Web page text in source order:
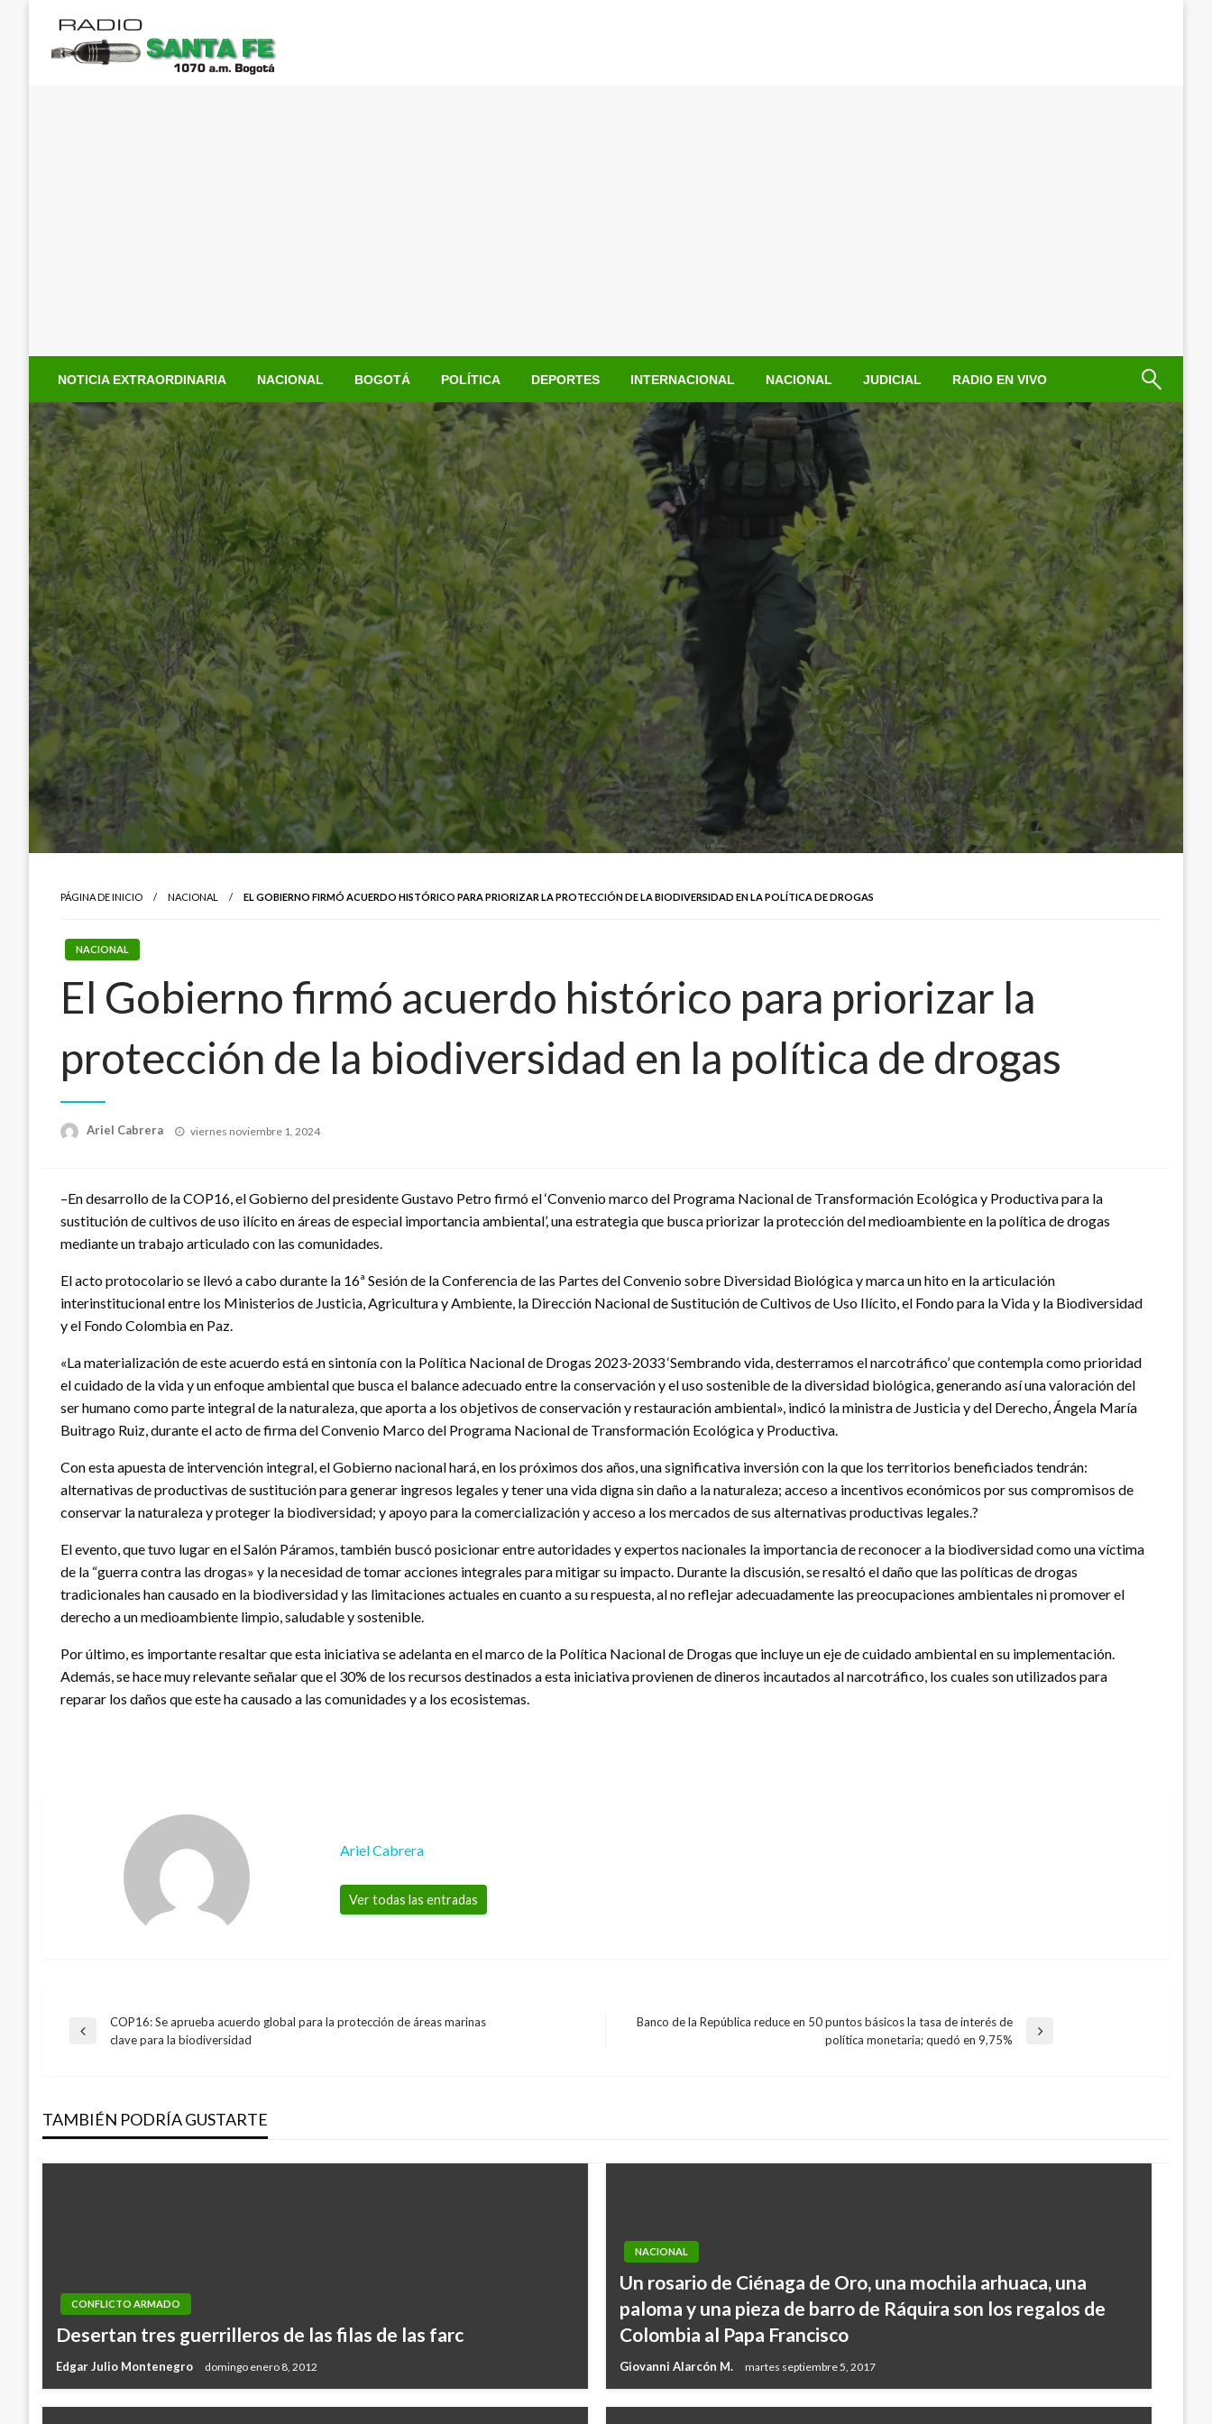
contenido
NOTICIA EXTRAORDINARIA NACIONAL BOGOTÁ POLÍTICA DEPORTES INTERNACIONAL NACIONAL JUDICIAL RADIO EN VIVO
PÁGINA DE INICIO NACIONAL EL GOBIERNO FIRMÓ ACUERDO HISTÓRICO PARA PRIORIZAR LA PROTECCIÓN DE LA BIODIVERSIDAD EN LA POLÍTICA DE DROGAS
NACIONAL
El Gobierno firmó acuerdo histórico para priorizar la
protección de la biodiversidad en la política de drogas
Ariel Cabrera
Publicado
viernes noviembre 1, 2024
–En desarrollo de la COP16, el Gobierno del presidente Gustavo Petro firmó el ‘Convenio marco del Programa Nacional de Transformación Ecológica y Productiva para la
sustitución de cultivos de uso ilícito en áreas de especial importancia ambiental’, una estrategia que busca priorizar la protección del medioambiente en la política de drogas
mediante un trabajo articulado con las comunidades.
El acto protocolario se llevó a cabo durante la 16ª Sesión de la Conferencia de las Partes del Convenio sobre Diversidad Biológica y marca un hito en la articulación
interinstitucional entre los Ministerios de Justicia, Agricultura y Ambiente, la Dirección Nacional de Sustitución de Cultivos de Uso Ilícito, el Fondo para la Vida y la Biodiversidad
y el Fondo Colombia en Paz.
«La materialización de este acuerdo está en sintonía con la Política Nacional de Drogas 2023-2033 ‘Sembrando vida, desterramos el narcotráfico’ que contempla como prioridad
el cuidado de la vida y un enfoque ambiental que busca el balance adecuado entre la conservación y el uso sostenible de la diversidad biológica, generando así una valoración del
ser humano como parte integral de la naturaleza, que aporta a los objetivos de conservación y restauración ambiental», indicó la ministra de Justicia y del Derecho, Ángela María
Buitrago Ruiz, durante el acto de firma del Convenio Marco del Programa Nacional de Transformación Ecológica y Productiva.
Con esta apuesta de intervención integral, el Gobierno nacional hará, en los próximos dos años, una significativa inversión con la que los territorios beneficiados tendrán:
alternativas de productivas de sustitución para generar ingresos legales y tener una vida digna sin daño a la naturaleza; acceso a incentivos económicos por sus compromisos de
conservar la naturaleza y proteger la biodiversidad; y apoyo para la comercialización y acceso a los mercados de sus alternativas productivas legales.?
El evento, que tuvo lugar en el Salón Páramos, también buscó posicionar entre autoridades y expertos nacionales la importancia de reconocer a la biodiversidad como una víctima
de la “guerra contra las drogas» y la necesidad de tomar acciones integrales para mitigar su impacto. Durante la discusión, se resaltó el daño que las políticas de drogas
tradicionales han causado en la biodiversidad y las limitaciones actuales en cuanto a su respuesta, al no reflejar adecuadamente las preocupaciones ambientales ni promover el
derecho a un medioambiente limpio, saludable y sostenible.
Por último, es importante resaltar que esta iniciativa se adelanta en el marco de la Política Nacional de Drogas que incluye un eje de cuidado ambiental en su implementación.
Además, se hace muy relevante señalar que el 30% de los recursos destinados a esta iniciativa provienen de dineros incautados al narcotráfico, los cuales son utilizados para
reparar los daños que este ha causado a las comunidades y a los ecosistemas.
Ariel Cabrera
Ver todas las entradas
Navegación
entradas
Entrada
COP16: Se aprueba acuerdo global para la protección de áreas marinas
clave para la biodiversidad
Banco de la República reduce en 50 puntos básicos la tasa de interés de
política monetaria; quedó en 9,75%
TAMBIÉN PODRÍA GUSTARTE
CONFLICTO ARMADO
Desertan tres guerrilleros de las filas de las farc
Edgar Julio Montenegro domingo enero 8, 2012
NACIONAL
Un rosario de Ciénaga de Oro, una mochila arhuaca, una
paloma y una pieza de barro de Ráquira son los regalos de
Colombia al Papa Francisco
Giovanni Alarcón M. martes septiembre 5, 2017